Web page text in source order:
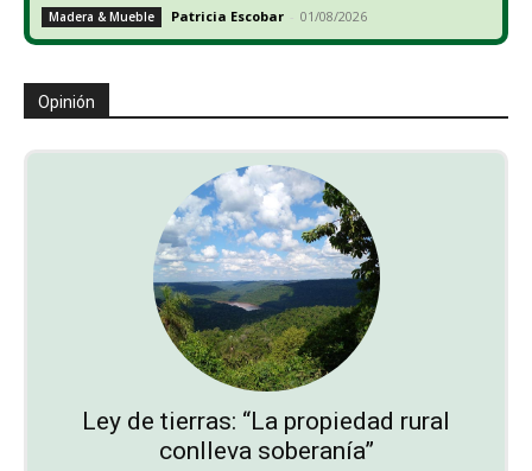
Madera & Mueble Patricia Escobar - 01/08/2026
Opinión
Ley de tierras: “La propiedad rural
conlleva soberanía”